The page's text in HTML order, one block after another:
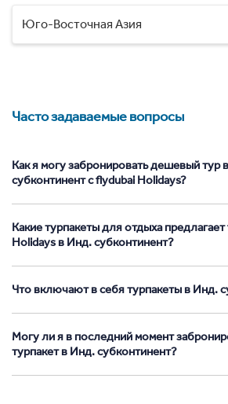
Юго-Восточная Азия
Часто задаваемые вопросы
Как я могу забронировать дешевый тур
субконтинент с flydubai Holidays?
Какие турпакеты для отдыха
Holidays в Инд. субконтинент?
Что включают в себя турпакеты в Инд.
Могу ли я в последний момент
турпакет в Инд. субконтинент?